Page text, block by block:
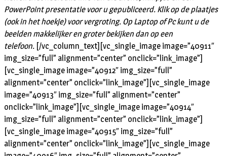
PowerPoint presentatie voor u gepubliceerd. Klik op de plaatjes
(ook in het hoekje) voor vergroting. Op Laptop of Pc kunt u de
beelden makkelijker en groter bekijken dan op een
telefoon. [/vc_column_text][vc_single_image image=”40911″
img_size=”full” alignment=”center” onclick=”link_image”]
[vc_single_image image=”40912″ img_size=”full”
alignment=”center” onclick=”link_image”][vc_single_image
image=”40913″ img_size=”full” alignment=”center”
onclick=”link_image”][vc_single_image image=”40914″
img_size=”full” alignment=”center” onclick=”link_image”]
[vc_single_image image=”40915″ img_size=”full”
alignment=”center” onclick=”link_image”][vc_single_image